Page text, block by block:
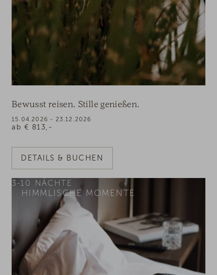
Bewusst reisen. Stille genießen.
ab € 813,-
15.04.2026 - 23.12.2026
DETAILS & BUCHEN
HIMMLISCHE MOMENTE
3-10 NÄCHTE